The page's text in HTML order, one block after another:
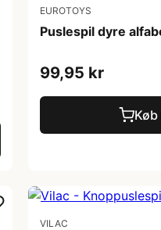
EUROTOYS
Puslespil dyre
99,95 kr
VILAC